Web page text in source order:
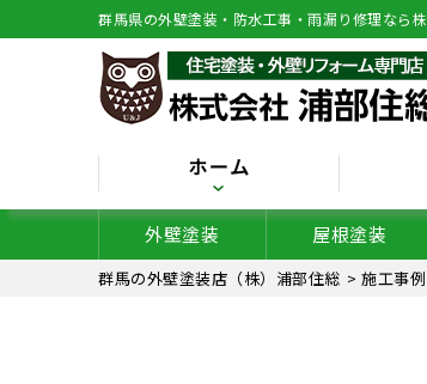
群馬県の外壁塗装・防水工事・雨漏り修理な
ホーム
外壁塗装 屋根塗装
群馬の外壁塗装店（株）浦部住総 > 施工事例